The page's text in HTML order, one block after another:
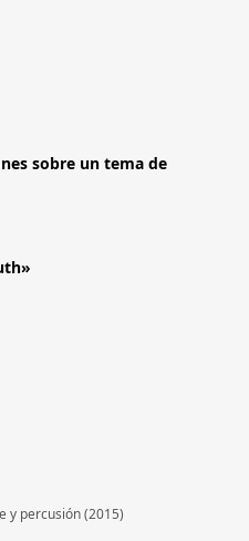
sobre un tema de
y percusión (2015)